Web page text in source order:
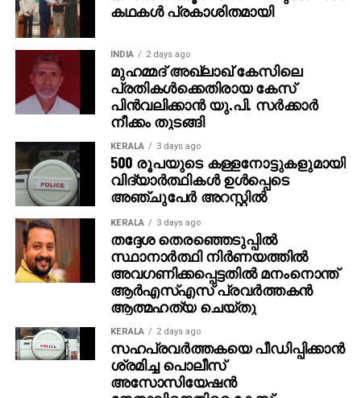
മുഹമ്മദ് അഖ്‌ലാഖ് കേസിലെ
പ്രതികള്‍ക്കെതിരായ കേസ്
പിന്‍വലിക്കാന്‍ യു.പി. സര്‍ക്കാര്‍
നീക്കം തുടങ്ങി
KERALA 3 days ago
500 രൂപയുടെ കള്ളനോട്ടുകളുമായി
വിദ്യാര്‍ത്ഥികള്‍ ഉള്‍പ്പെടെ
അഞ്ചുപേര്‍ അറസ്റ്റില്‍
KERALA 3 days ago
തദ്ദേശ തെരഞ്ഞെടുപ്പില്‍
സ്ഥാനാര്‍ത്ഥി നിര്‍ണയത്തില്‍
അവഗണിക്കപ്പെട്ടതില്‍ മനംനൊന്ത്
ആര്‍എസ്എസ് പ്രവര്‍ത്തകന്‍
ആത്മഹത്യ ചെയ്തു
KERALA 2 days ago
സഹപ്രവര്‍ത്തകയെ പീഡിപ്പിക്കാന്‍
ശ്രമിച്ച പൊലീസ്
അസോസിയേഷന്‍
നേതാവിനെതിരെ കേസ്